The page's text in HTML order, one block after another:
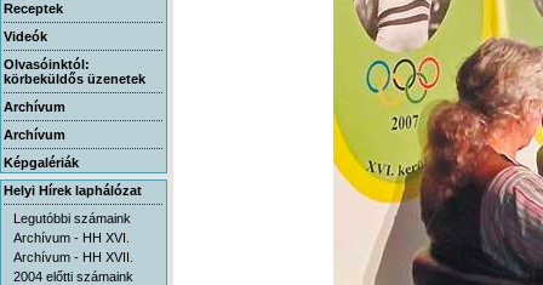
Receptek
Videók
Olvasóinktól:
körbeküldős üzenetek
Archívum
Archívum
Képgalériák
Helyi Hírek laphálózat
Legutóbbi számaink
Archívum - HH XVI.
Archívum - HH XVII.
2004 előtti számaink